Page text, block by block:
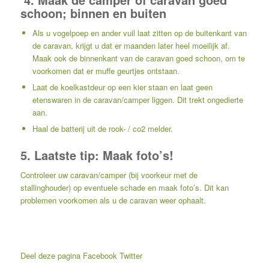
schoon; binnen en buiten
Als u vogelpoep en ander vuil laat zitten op de buitenkant van
de caravan, krijgt u dat er maanden later heel moeilijk af.
Maak ook de binnenkant van de caravan goed schoon, om te
voorkomen dat er muffe geurtjes ontstaan.
Laat de koelkastdeur op een kier staan en laat geen
etenswaren in de caravan/camper liggen. Dit trekt ongedierte
aan.
Haal de batterij uit de rook- / co2 melder.
5. Laatste tip: Maak foto’s!
Controleer uw caravan/camper (bij voorkeur met de
stallinghouder) op eventuele schade en maak foto’s. Dit kan
problemen voorkomen als u de caravan weer ophaalt.
Deel deze pagina Facebook Twitter